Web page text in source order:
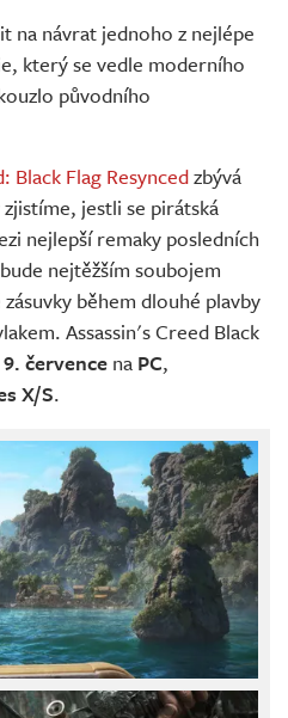
na návrat jednoho z nejlépe
který se vedle moderního
původního
Black Flag Resyncedzbývá
jestli se pirátská
nejlepší remaky posledních
nejtěžším soubojem
během dlouhé plavby
Assassin's Creed Black
9. července na PC,
X/S.